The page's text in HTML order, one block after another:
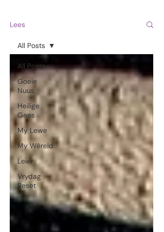
Lees
All Posts
Goeie
Nuus
Heilige
Gees
My Lewe
My Wêreld
Leier
Vrydag
Reset
All Posts